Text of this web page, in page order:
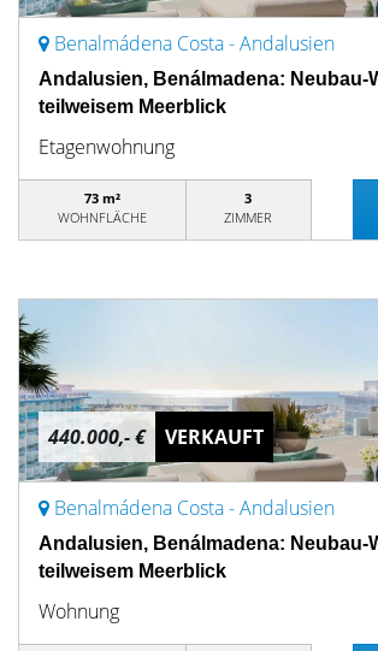
Benalmádena Costa - Andalusien
Andalusien, Benálmadena: Neubau-
teilweisem Meerblick
Etagenwohnung
73 m²
WOHNFLÄCHE
3
ZIMMER
440.000,- € VERKAUFT
Benalmádena Costa - Andalusien
Andalusien, Benálmadena: Neubau-
teilweisem Meerblick
Wohnung